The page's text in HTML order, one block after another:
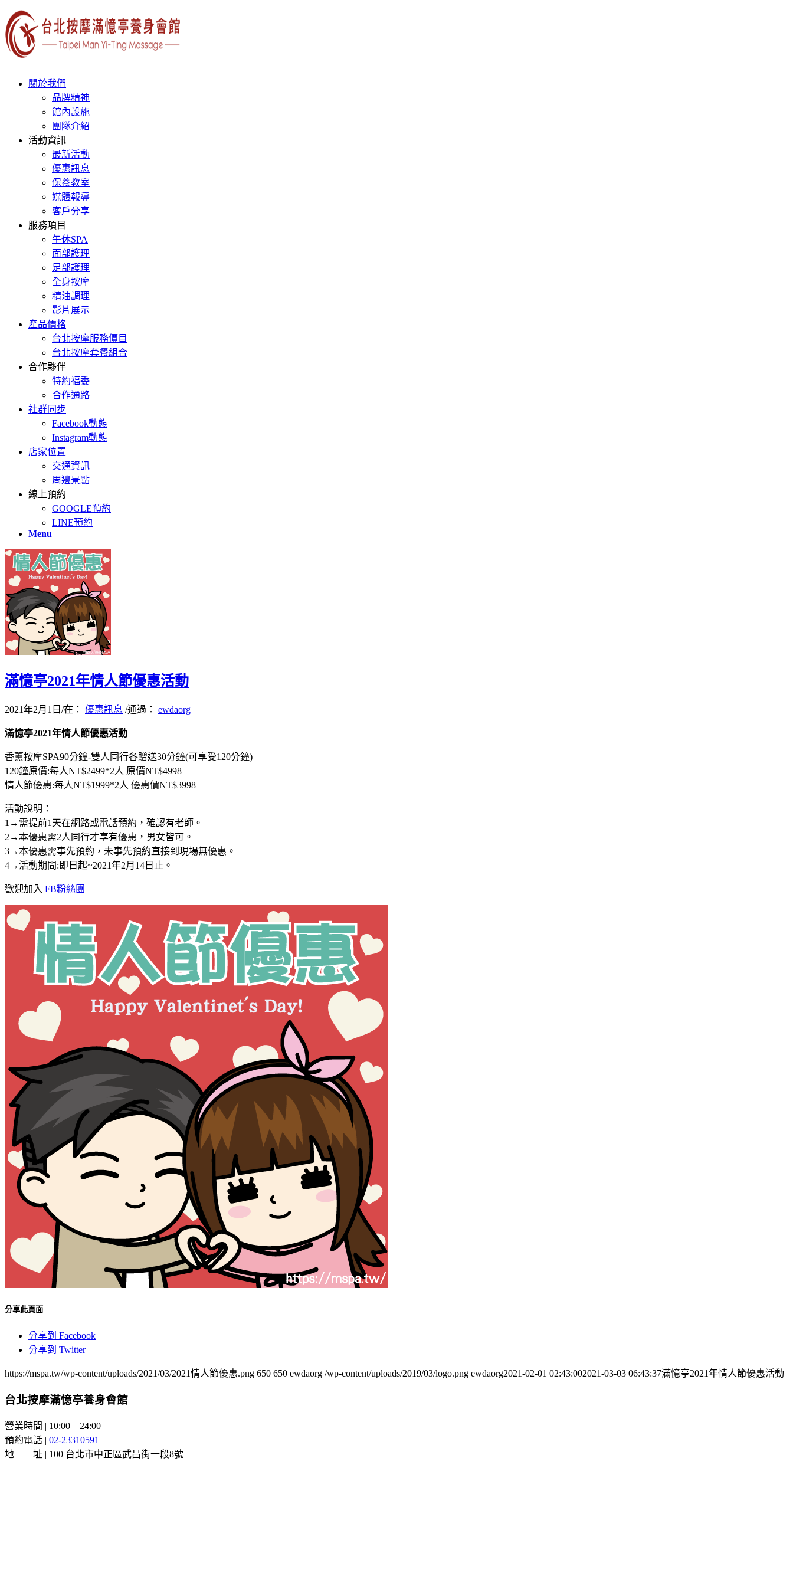
關於我們
品牌精神
館內設施
團隊介紹
活動資訊
最新活動
優惠訊息
保養教室
媒體報導
客戶分享
服務項目
午休SPA
面部護理
足部護理
全身按摩
精油調理
影片展示
產品價格
台北按摩服務價目
台北按摩套餐組合
合作夥伴
特約福委
合作通路
社群同步
Facebook動態
Instagram動態
店家位置
交通資訊
周邊景點
線上預約
GOOGLE預約
LINE預約
Menu
滿憶亭2021年情人節優惠活動
2021年2月1日 /在： 優惠訊息 /通過： ewdaorg
滿憶亭2021年情人節優惠活動
香薰按摩SPA90分鐘-雙人同行各贈送30分鐘(可享受120分鐘)
120鐘原價:每人NT$2499*2人 原價NT$4998
情人節優惠:每人NT$1999*2人 優惠價NT$3998
活動說明：
1→需提前1天在網路或電話預約，確認有老師。
2→本優惠需2人同行才享有優惠，男女皆可。
3→本優惠需事先預約，未事先預約直接到現場無優惠。
4→活動期間:即日起~2021年2月14日止。
歡迎加入 FB粉絲團
分享此頁面
分享到 Facebook
分享到 Twitter
https://mspa.tw/wp-content/uploads/2021/03/2021情人節優惠.png 650 650 ewdaorg /wp-content/uploads/2019/03/logo.png ewdaorg2021-02-01 02:43:002021-03-03 06:43:37滿憶亭2021年情人節優惠活動
台北按摩滿憶亭養身會館
營業時間 | 10:00 – 24:00
預約電話 | 02-23310591
地 址 | 100 台北市中正區武昌街一段8號